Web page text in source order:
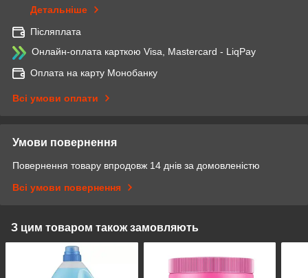
Детальніше
Післяплата
Онлайн-оплата карткою Visa, Mastercard - LiqPay
Оплата на карту Монобанку
Всі умови оплати
Умови повернення
Повернення товару впродовж 14 днів за домовленістю
Всі умови повернення
З цим товаром також замовляють